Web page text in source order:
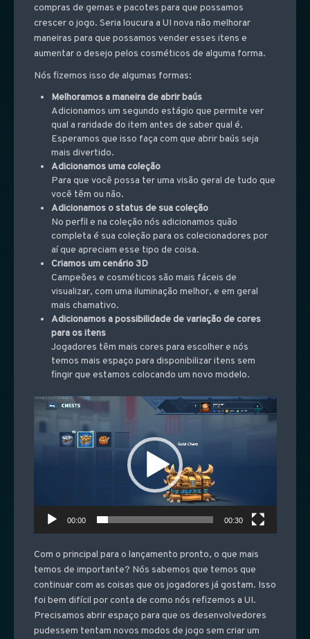
compras de gemas e pacotes para que possamos
crescer o jogo. Seria loucura a UI nova não melhorar
maneiras para que possamos vender esses itens e
aumentar o desejo pelos cosméticos de alguma forma.
Nós fizemos isso de algumas formas:
Melhoramos a maneira de abrir baús
Adicionamos um segundo estágio que permite ver
qual a raridade do item antes de saber qual é.
Esperamos que isso faça com que abrir baús seja
mais divertido.
Adicionamos uma coleção
Para que você possa ter uma visão geral de tudo que
você têm ou não.
Adicionamos o status de sua coleção
No perfil e na coleção nós adicionamos quão
completa é sua coleção para os colecionadores por
aí que apreciam esse tipo de coisa.
Criamos um cenário 3D
Campeões e cosméticos são mais fáceis de
visualizar, com uma iluminação melhor, e em geral
mais chamativo.
Adicionamos a possibilidade de variação de cores
para os itens
Jogadores têm mais cores para escolher e nós
temos mais espaço para disponibilizar itens sem
fingir que estamos colocando um novo modelo.
Video
00:00 00:30
Com o principal para o lançamento pronto, o que mais
temos de importante? Nós sabemos que temos que
continuar com as coisas que os jogadores já gostam. Isso
foi bem difícil por conta de como nós refizemos a UI.
Precisamos abrir espaço para que os desenvolvedores
pudessem tentam novos modos de jogo sem criar um